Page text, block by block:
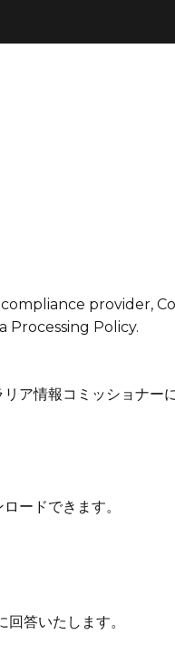
provider,
Processing Policy.
ア情報コミッショナー
ードできます。
答いたします。